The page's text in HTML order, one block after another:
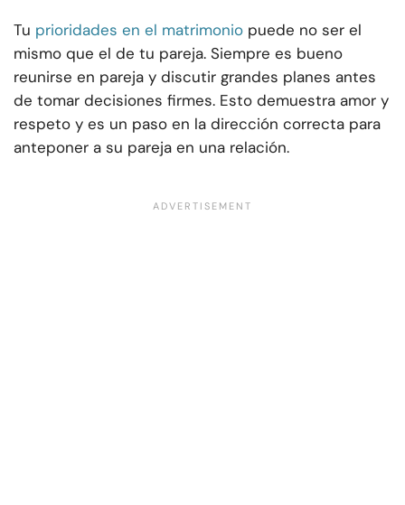
Tu prioridades en el matrimonio puede no ser el
mismo que el de tu pareja. Siempre es bueno
reunirse en pareja y discutir grandes planes antes
de tomar decisiones firmes. Esto demuestra amor y
respeto y es un paso en la dirección correcta para
anteponer a su pareja en una relación.